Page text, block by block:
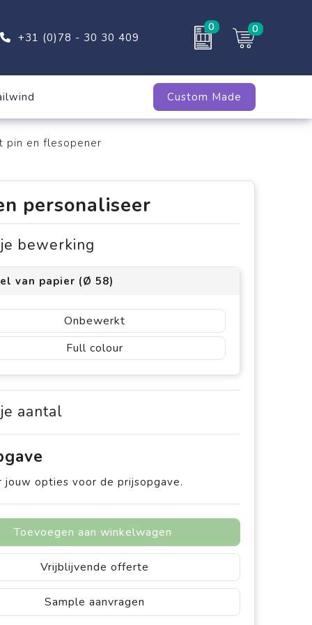
+31 (0)78 - 30 30 409
0 0
Custom Made
pin en flesopener
personaliseer
bewerking
van papier (Ø 58)
Onbewerkt
Full colour
aantal
jouw opties voor de prijsopgave.
Toevoegen aan winkelwagen
Vrijblijvende offerte
Sample aanvragen